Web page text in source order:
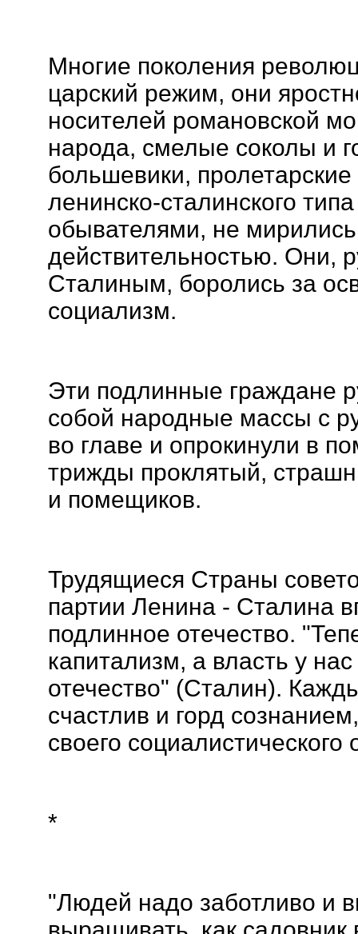
Многие поколения
царский режим, они
носителей романовской
народа, смелые соколы и
большевики,
ленинско-сталинского
обывателями, не
действительностью. Они,
Сталиным, боролись за
социализм.
Эти подлинные граждане
собой народные массы с
во главе и опрокинули в
трижды проклятый,
и помещиков.
Трудящиеся Страны
партии Ленина - Сталина
подлинное отечество.
капитализм, а власть у
отечество" (Сталин).
счастлив и горд
своего социалистического
*
"Людей надо заботливо и